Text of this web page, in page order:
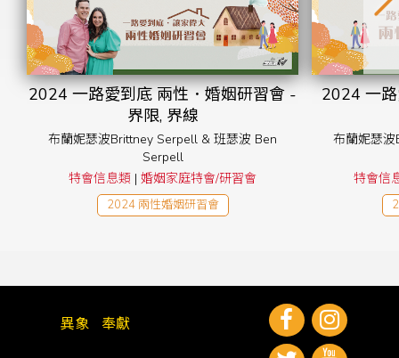
2024 一路愛到底 兩性．婚姻研習會 -
界限, 界線
布蘭妮瑟波Brittney Serpell & 班瑟波 Ben
Serpell
特會信息類 | 婚姻家庭特會/研習會
2024 兩性婚姻研習會
2024 一
布蘭妮瑟
特會信
異象 奉獻